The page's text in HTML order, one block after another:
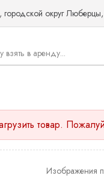
городской округ
товар.
Изображения